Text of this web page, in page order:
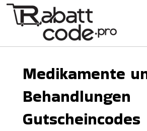
Medikamente
Behandlungen
Gutscheincodes